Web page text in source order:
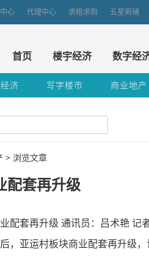
心 代理中心 求租求购 五星商铺
首页 楼宇经济 数字经
济 写字楼市 商业地产
> 浏览文章
配套再升级
套再升级 通讯员：吕术艳 记
亚运村板块商业配套再升级，